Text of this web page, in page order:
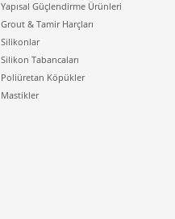
Yapısal Güçlendirme Ürünleri
Grout & Tamir Harçları
Silikonlar
Silikon Tabancaları
Poliüretan Köpükler
Mastikler